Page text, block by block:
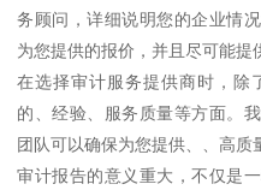
务顾问，详细说明您的企业情
为您提供的报价，并且尽可能提
在选择审计服务提供商时，除
的、经验、服务质量等方面。
团队可以确保为您提供、、高质
审计报告的意义重大，不仅是